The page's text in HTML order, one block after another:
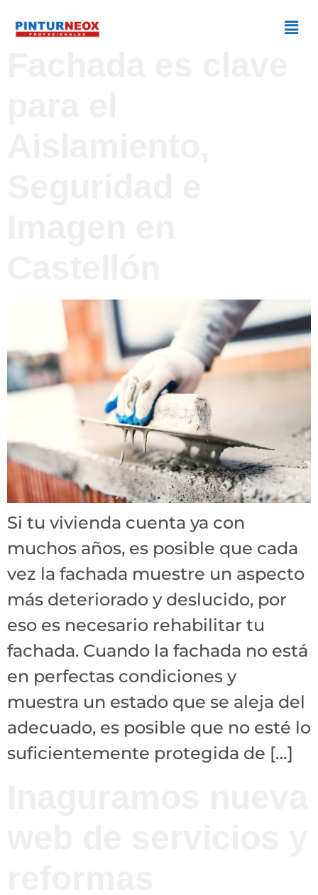
Rehabilitar la
Si tu vivienda cuenta ya con
muchos años, es posible que cada
vez la fachada muestre un aspecto
más deteriorado y deslucido, por
eso es necesario rehabilitar tu
fachada. Cuando la fachada no está
en perfectas condiciones y
muestra un estado que se aleja del
adecuado, es posible que no esté lo
suficientemente protegida de […]